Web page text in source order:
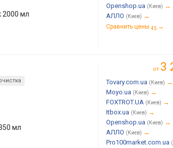
2000 мл
Openshop.ua (Киев) →
АЛЛО (Киев) →
Сравнить цены 45 →
мл
от 3
Tovary.com.ua (Киев) →
Moyo.ua (Киев) →
FOXTROT.UA (Киев) →
Itbox.ua (Киев) →
Openshop.ua (Киев) →
АЛЛО (Киев) →
Pro100market.com.ua